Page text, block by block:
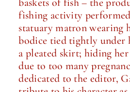
baskets of fish – the
fishing activity
statuary matron wearing
bodice tied tightly under
a pleated skirt; hiding
due to too many
dedicated to the editor,